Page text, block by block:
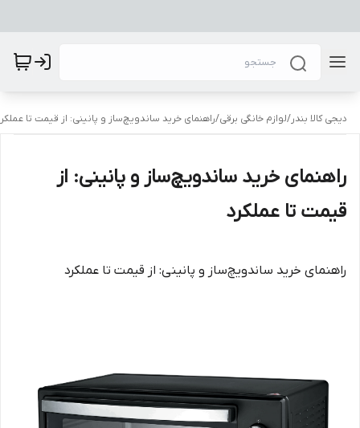
دیجی کالا بندر/لوازم خانگی برقی/راهنمای خرید ساندویچ‌ساز و پانینی: از قیمت تا
راهنمای خرید ساندویچ‌ساز و پانینی: از
قیمت تا عملکرد
راهنمای خرید ساندویچ‌ساز و پانینی: از قیمت تا عملکرد